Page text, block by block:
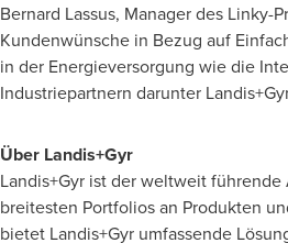
Bernard Lassus, Manager des Linky-
Kundenwünsche in Bezug auf
in der Energieversorgung wie die
Industriepartnern darunter
Über Landis+Gyr
Landis+Gyr ist der weltweit
breitesten Portfolios an Produkten
bietet Landis+Gyr umfassende